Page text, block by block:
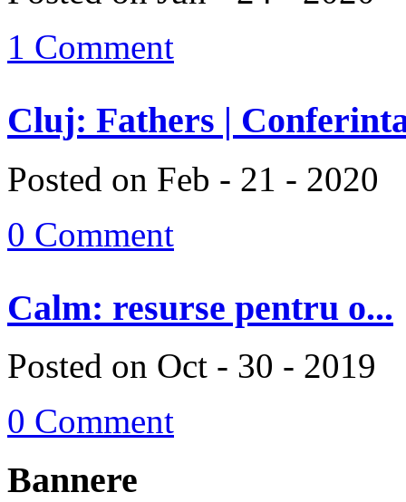
1 Comment
Cluj: Fathers |
Posted on Feb - 21 - 2020
0 Comment
Calm: resurse pentru o...
Posted on Oct - 30 - 2019
0 Comment
Bannere